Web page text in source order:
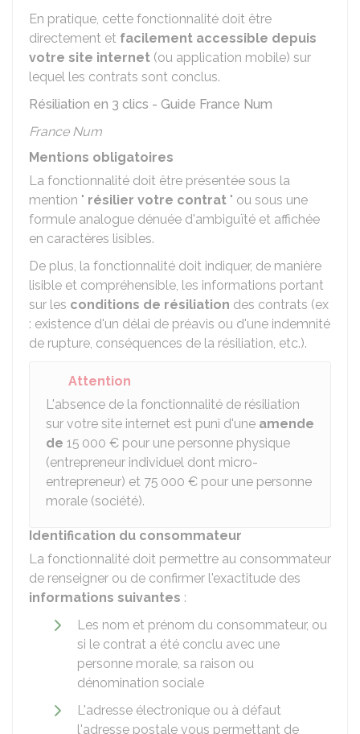
En pratique, cette fonctionnalité doit être
directement et facilement accessible depuis
votre site internet (ou application mobile) sur
lequel les contrats sont conclus.
Résiliation en 3 clics - Guide France Num
France Num
Mentions obligatoires
La fonctionnalité doit être présentée sous la
mention " résilier votre contrat " ou sous une
formule analogue dénuée d'ambiguïté et affichée
en caractères lisibles.
De plus, la fonctionnalité doit indiquer, de manière
lisible et compréhensible, les informations portant
sur les conditions de résiliation des contrats (ex
: existence d'un délai de préavis ou d'une indemnité
de rupture, conséquences de la résiliation, etc.).
Attention
L'absence de la fonctionnalité de résiliation
sur votre site internet est puni d'une amende
de 15 000 € pour une personne physique
(entrepreneur individuel dont micro-
entrepreneur) et 75 000 € pour une personne
morale (société).
Identification du consommateur
La fonctionnalité doit permettre au consommateur
de renseigner ou de confirmer l'exactitude des
informations suivantes :
Les nom et prénom du consommateur, ou
si le contrat a été conclu avec une
personne morale, sa raison ou
dénomination sociale
L'adresse électronique ou à défaut
l'adresse postale vous permettant de